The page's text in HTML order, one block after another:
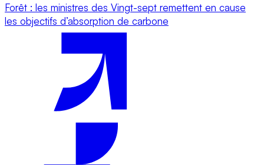
Forêt : les ministres des Vingt-sept remettent en cause
les objectifs d’absorption de carbone